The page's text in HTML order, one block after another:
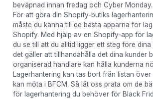
beväpnad innan fredag ​​och Cyber ​​Monday.
För att göra din Shopify-butiks
måste du känna till de bästa apparna för
Shopify. Med hjälp av en Shopify-app för
du se till att du alltid ligger ett steg före
det gäller att tillhandahålla det dina kunder
organiserad handlare kan hålla kunderna
Lagerhantering kan tas bort från listan över
kan möta i BFCM. Så låt oss prata om de
för lagerhantering du behöver för Black